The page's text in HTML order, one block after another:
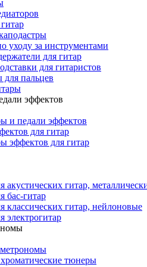
уходу за инструментами
для гитар
для гитаристов
пальцев
эффектов
и педали эффектов
для гитар
эффектов для гитар
акустических гитар,
бас-гитар
классических гитар, нейлоновые
электрогитар
тюнеры